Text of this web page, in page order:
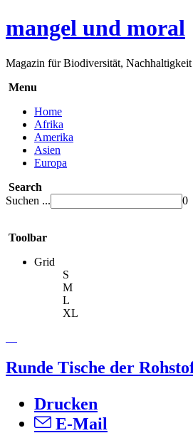
mangel und moral
Magazin für Biodiversität,
Menu
Home
Afrika
Amerika
Asien
Europa
Search
Suchen ...
0
Toolbar
Grid
S
M
L
XL
Runde Tische der
Drucken
E-Mail